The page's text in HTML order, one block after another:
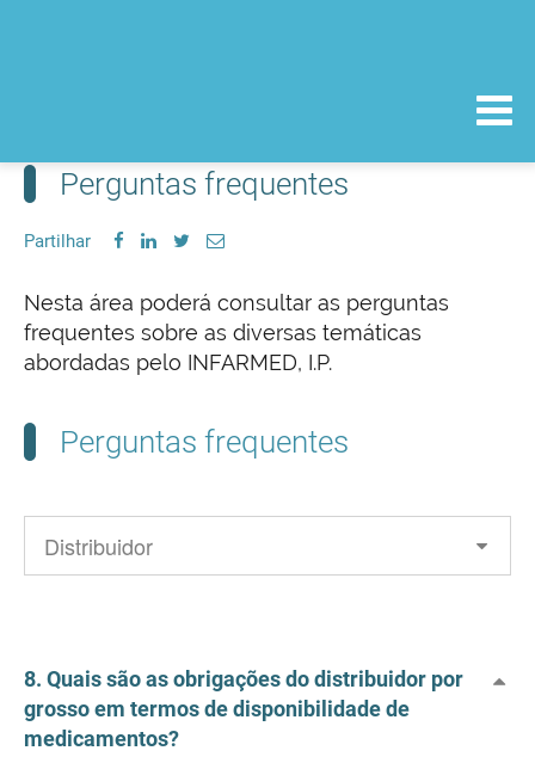
Perguntas frequentes
Partilhar
Nesta área poderá consultar as perguntas
frequentes sobre as diversas temáticas
abordadas pelo INFARMED, I.P.
Perguntas frequentes
8. Quais são as obrigações do distribuidor por
grosso em termos de disponibilidade de
medicamentos?